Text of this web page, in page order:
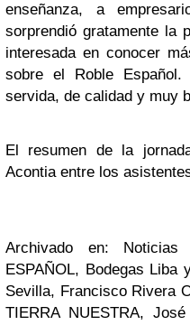
enseñanza, a
sorprendió gratamente la
interesada en conocer
sobre el Roble
servida, de calidad y muy
El resumen de la
Acontia entre los
Archivado en: Noticias
ESPAÑOL, Bodegas Liba
Sevilla, Francisco Rivera
TIERRA NUESTRA,